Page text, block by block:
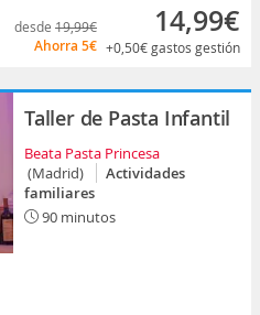
desde 19,99€
Ahorra 5€
14,99€
+0,50€gastos gestión
Taller de Pasta Infantil
Beata Pasta Princesa
(Madrid)
Actividades
familiares
90 minutos